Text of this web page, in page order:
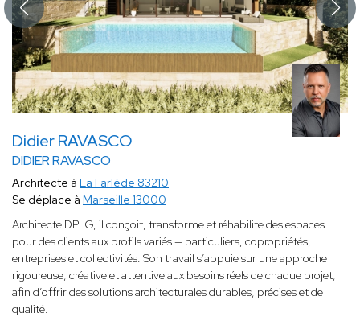
Didier RAVASCO
DIDIER RAVASCO
Architecte à La Farlède 83210
Se déplace à Marseille 13000
Architecte DPLG, il conçoit, transforme et réhabilite des espaces
pour des clients aux profils variés — particuliers, copropriétés,
entreprises et collectivités. Son travail s’appuie sur une approche
rigoureuse, créative et attentive aux besoins réels de chaque projet,
afin d’offrir des solutions architecturales durables, précises et de
qualité.